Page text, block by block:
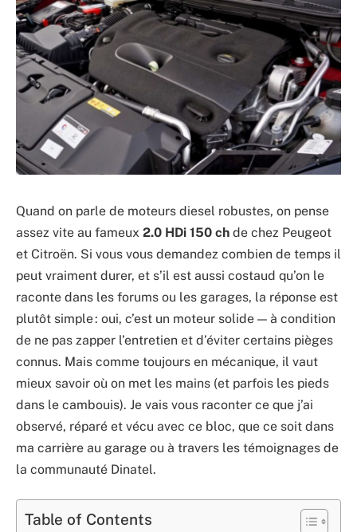
Quand on parle de moteurs diesel robustes, on pense
assez vite au fameux 2.0 HDi 150 ch de chez Peugeot
et Citroën. Si vous vous demandez combien de temps il
peut vraiment durer, et s’il est aussi costaud qu’on le
raconte dans les forums ou les garages, la réponse est
plutôt simple : oui, c’est un moteur solide — à condition
de ne pas zapper l’entretien et d’éviter certains pièges
connus. Mais comme toujours en mécanique, il vaut
mieux savoir où on met les mains (et parfois les pieds
dans le cambouis). Je vais vous raconter ce que j’ai
observé, réparé et vécu avec ce bloc, que ce soit dans
ma carrière au garage ou à travers les témoignages de
la communauté Dinatel.
Table of Contents